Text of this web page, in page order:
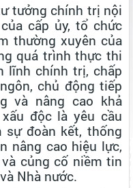
tưởng chính trị nội
cấp ủy, tổ chức
thường xuyên của
quá trình thực thi
lĩnh chính trị, chấp
chủ động tiếp
và nâng cao khả
độc là yêu cầu
sự đoàn kết, thống
nâng cao hiệu lực,
củng cố niềm tin
Nhà nước.